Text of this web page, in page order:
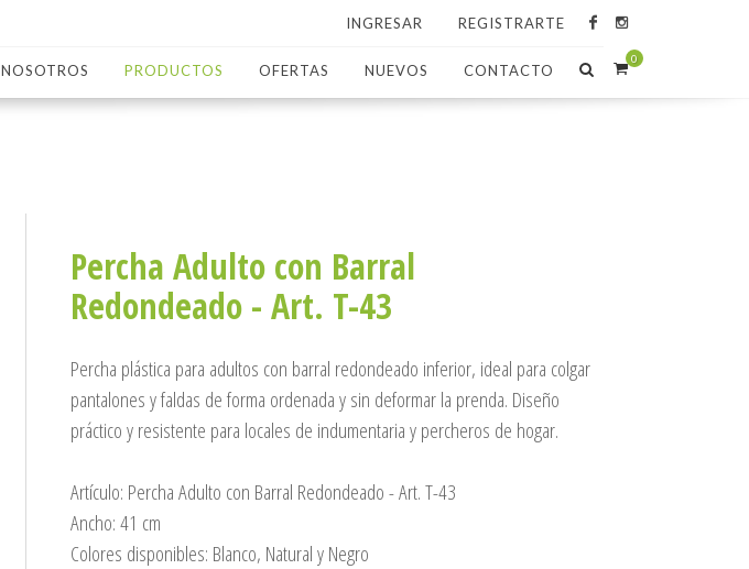
INGRESAR REGISTRARTE
NOSOTROS PRODUCTOS OFERTAS NUEVOS CONTACTO
0
Percha Adulto con Barral
Redondeado - Art. T-43
Percha plástica para adultos con barral redondeado inferior, ideal para colgar
pantalones y faldas de forma ordenada y sin deformar la prenda. Diseño
práctico y resistente para locales de indumentaria y percheros de hogar.
Artículo: Percha Adulto con Barral Redondeado - Art. T-43
Ancho: 41 cm
Colores disponibles: Blanco, Natural y Negro